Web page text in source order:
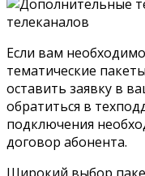
Если вам
тематические
оставить заявку в
обратиться в
подключения
договор абонента.